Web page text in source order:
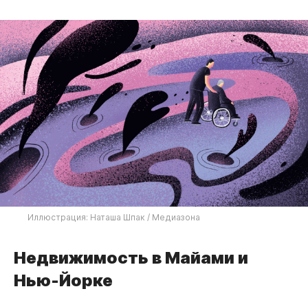
Иллюстрация: Наташа Шпак / Медиазона
Недвижимость в Майами и
Нью-Йорке